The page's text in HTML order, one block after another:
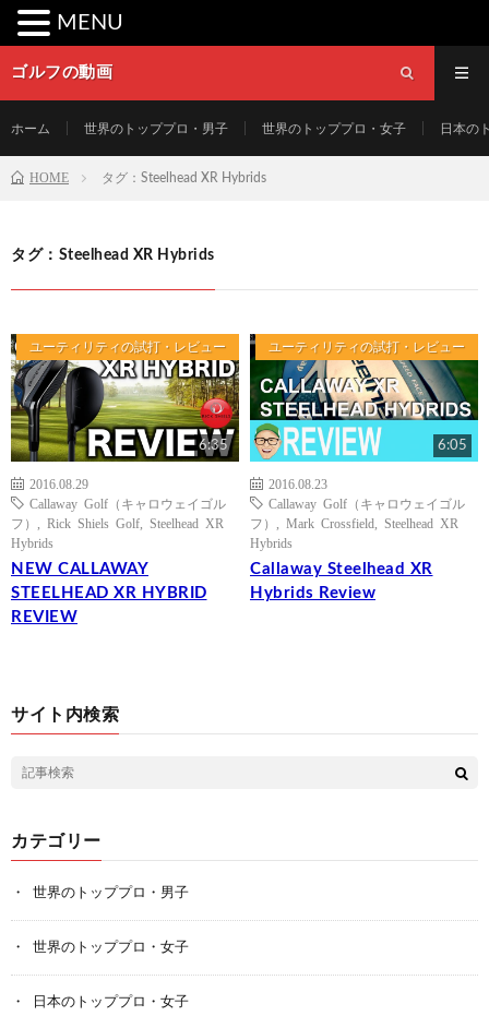
ゴルフの動画
ホーム 世界のトッププロ・男子 世界のトッププロ・女子 日本の
HOME タグ：Steelhead XR Hybrids
タグ：Steelhead XR Hybrids
ユーティリティの試打・レビュー
6:35
2016.08.29
Callaway Golf（キャロウェイゴル
フ）
Rick Shiels Golf
Steelhead XR
Hybrids
NEW CALLAWAY
STEELHEAD XR HYBRID
REVIEW
ユーティリティの試打・レビュー
6:05
2016.08.23
Callaway Golf（キャロウェイゴル
フ）
Mark Crossfield
Steelhead XR
Hybrids
Callaway Steelhead XR
Hybrids Review
サイト内検索
カテゴリー
世界のトッププロ・男子
世界のトッププロ・女子
日本のトッププロ・女子
MENU